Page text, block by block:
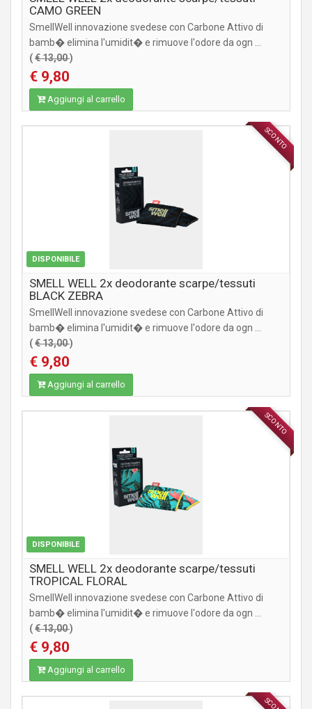
CAMO GREEN
SmellWell innovazione svedese con Carbone Attivo di
bamb� elimina l'umidit� e rimuove l'odore da ogn ...
(€ 13,00)
€ 9,80
Aggiungi al carrello
SCONTO
DISPONIBILE
ACCESSORI
SMELL WELL 2x deodorante scarpe/tessuti
BLACK ZEBRA
SmellWell innovazione svedese con Carbone Attivo di
bamb� elimina l'umidit� e rimuove l'odore da ogn ...
(€ 13,00)
€ 9,80
Aggiungi al carrello
SCONTO
DISPONIBILE
ACCESSORI
SMELL WELL 2x deodorante scarpe/tessuti
TROPICAL FLORAL
SmellWell innovazione svedese con Carbone Attivo di
bamb� elimina l'umidit� e rimuove l'odore da ogn ...
(€ 13,00)
€ 9,80
Aggiungi al carrello